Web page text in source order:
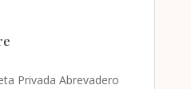
Privada Abrevadero